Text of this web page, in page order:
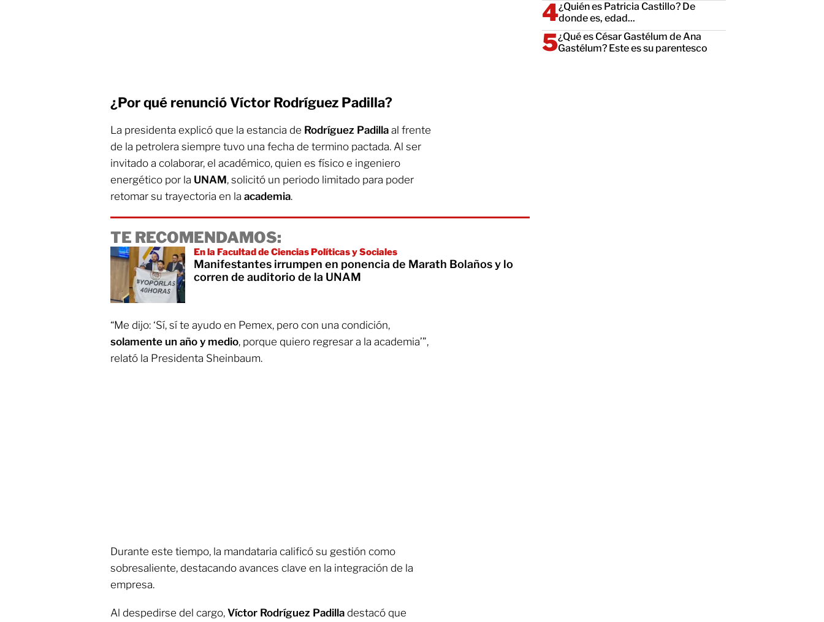
¿Por qué renunció Víctor Rodríguez Padilla?
La presidenta explicó que la estancia de Rodríguez Padilla al frente
de la petrolera siempre tuvo una fecha de termino pactada. Al ser
invitado a colaborar, el académico, quien es físico e ingeniero
energético por la UNAM, solicitó un periodo limitado para poder
retomar su trayectoria en la academia.
TE RECOMENDAMOS:
En la Facultad de Ciencias Políticas y Sociales
Manifestantes irrumpen en ponencia de Marath Bolaños y lo
corren de auditorio de la UNAM
“Me dijo: ‘Sí, sí te ayudo en Pemex, pero con una condición,
solamente un año y medio, porque quiero regresar a la academia’”,
relató la Presidenta Sheinbaum.
Durante este tiempo, la mandataria calificó su gestión como
sobresaliente, destacando avances clave en la integración de la
empresa.
Al despedirse del cargo, Víctor Rodríguez Padilla destacó que
¿Quién es Patricia Castillo? De
donde es, edad...
¿Qué es César Gastélum de Ana
Gastélum? Este es su parentesco